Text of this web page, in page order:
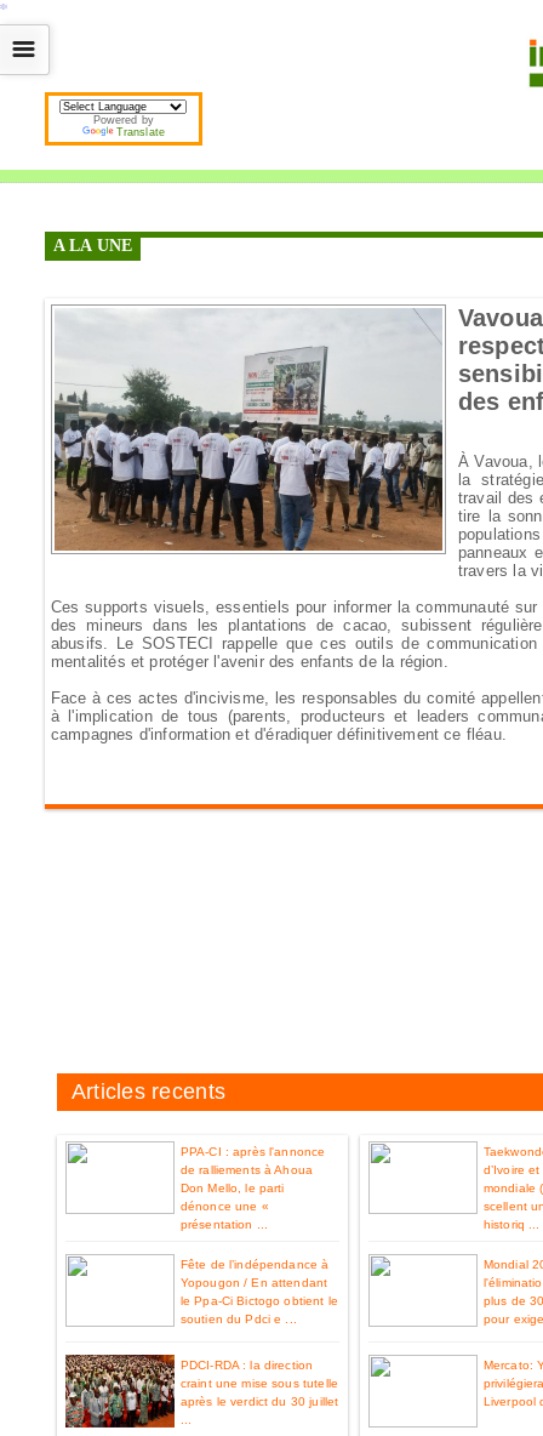
*
*
*
*
*
*
*
*
*
*
*
*
*
*
*
*
*
*
*
*
*
*
*
*
*
*
*
*
*
*
*
*
*
*
*
*
Powered by
Translate
☰
A LA UNE
des
À Vavoua,
la
travail des
tire la
panneaux
travers la
Ces supports visuels, essentiels pour informer la communauté
des mineurs dans les plantations de cacao, subissent
abusifs. Le SOSTECI rappelle que ces outils de
mentalités et protéger l'avenir des enfants de la région.
Face à ces actes d'incivisme, les responsables du comité
à l'implication de tous (parents, producteurs et leaders
campagnes d'information et d'éradiquer définitivement ce fléau.
Articles recents
PPA-CI : après l'annonce
de ralliements à Ahoua
Don Mello, le parti
dénonce une «
présentation ...
Fête de l’indépendance à
Yopougon / En attendant
le Ppa-Ci Bictogo obtient le
soutien du Pdci e ...
PDCI-RDA : la direction
craint une mise sous tutelle
après le verdict du 30 juillet
d’Ivoire
mondiale
scellent
historiq ...
Mondial
plus de
pour
Mercato:
Liverpool